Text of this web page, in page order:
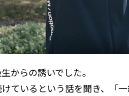
からの誘いでした。
ているという話を聞き、「